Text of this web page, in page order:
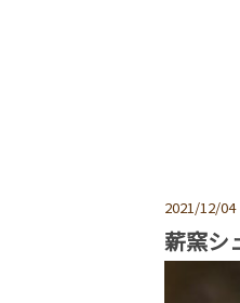
2021/12/04
薪窯シ